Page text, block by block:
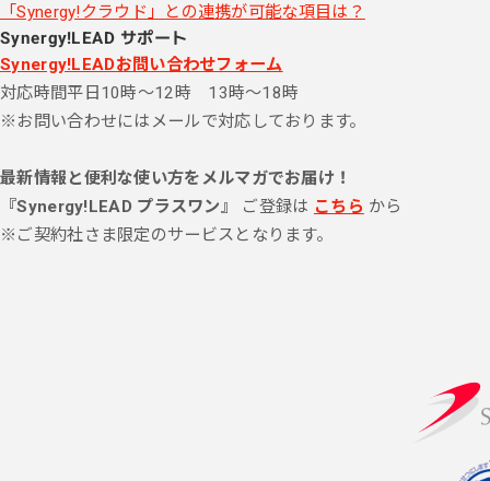
「Synergy!クラウド」との連携が可能な項目は？
Synergy!LEAD サポート
Synergy!LEADお問い合わせフォーム
対応時間平日10時～12時 13時～18時
※お問い合わせにはメールで対応しております。
最新情報と便利な使い方をメルマガでお届け！
『Synergy!LEAD プラスワン』
ご登録は こちら から
※ご契約社さま限定のサービスとなります。